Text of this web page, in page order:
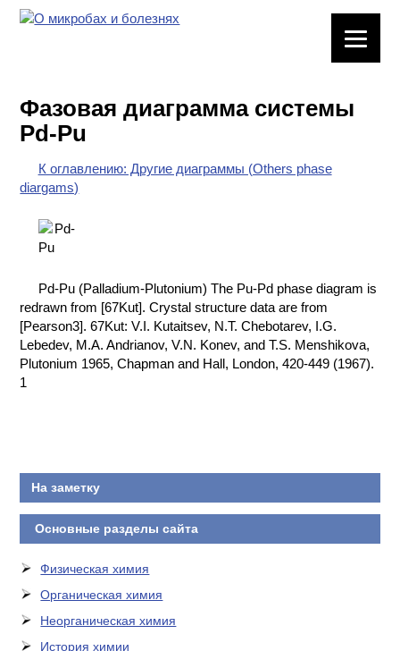
ХИМИЧЕСКАЯ
ПОСУДА
ВРЕДНЫЕ
ФАКТОРЫ
ХИМИЯ НА
ПРОИЗВОДСТВЕ
И ХИМИЧЕСКАЯ
Фазовая диаграмма системы
Pd-Pu
К оглавлению: Другие диаграммы (Others phase
diargams)
Pd-Pu (Palladium-Plutonium) The Pu-Pd phase diagram is
redrawn from [67Kut]. Crystal structure data are from
[Pearson3]. 67Kut: V.I. Kutaitsev, N.T. Chebotarev, I.G.
Lebedev, M.A. Andrianov, V.N. Konev, and T.S. Menshikova,
Plutonium 1965, Chapman and Hall, London, 420-449 (1967).
1
На заметку
Основные разделы сайта
Физическая химия
Органическая химия
Неорганическая химия
История химии